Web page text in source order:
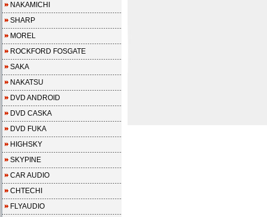
NAKAMICHI
SHARP
MOREL
ROCKFORD FOSGATE
SAKA
NAKATSU
DVD ANDROID
DVD CASKA
DVD FUKA
HIGHSKY
SKYPINE
CAR AUDIO
CHTECHI
FLYAUDIO